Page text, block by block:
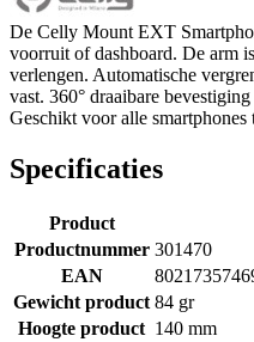
De Celly Mount EXT
voorruit of dashboard. De arm
verlengen. Automatische
vast. 360° draaibare
Geschikt voor alle smartphones
Specificaties
Product
Productnummer 301470
EAN
Gewicht product 84 gr
Hoogte product 140 mm